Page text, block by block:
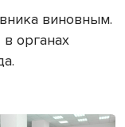
виновным.
органах